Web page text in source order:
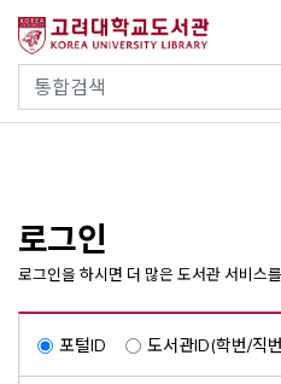
건
통합검색
사이트내 검색
로그인
로그인을 하시면 더 많은 도서관 서비스
포털ID 도서관ID(학번/직